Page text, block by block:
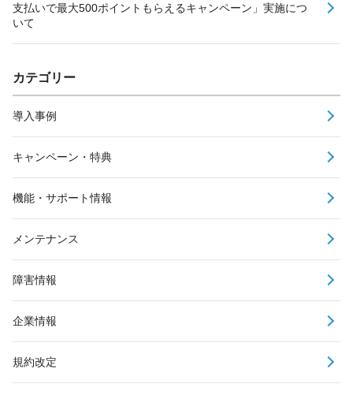
支払いで最大500ポイントもらえるキャンペーン」実施につ
いて
カテゴリー
導入事例
キャンペーン・特典
機能・サポート情報
メンテナンス
障害情報
企業情報
規約改定